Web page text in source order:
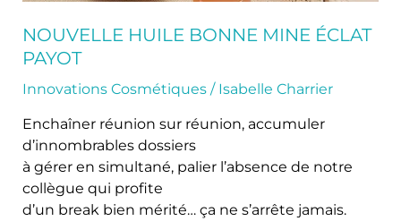
NOUVELLE HUILE BONNE MINE ÉCLAT
PAYOT
Innovations Cosmétiques/ Isabelle Charrier
Enchaîner réunion sur réunion, accumuler
d’innombrables dossiers
à gérer en simultané, palier l’absence de notre
collègue qui profite
d’un break bien mérité… ça ne s’arrête jamais.